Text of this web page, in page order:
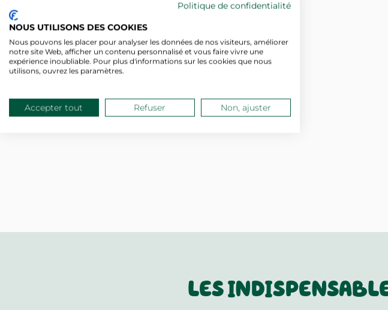
Protéines 3,5 g
Sel 0,10 g
Calcium
LES
Politique de confidentialité
NOUS UTILISONS DES COOKIES
Nous pouvons les placer pour analyser les données de nos visiteurs, améliorer
notre site Web, afficher un contenu personnalisé et vous faire vivre une
expérience inoubliable. Pour plus d'informations sur les cookies que nous
utilisons, ouvrez les paramètres.
Accepter tout Refuser Non, ajuster